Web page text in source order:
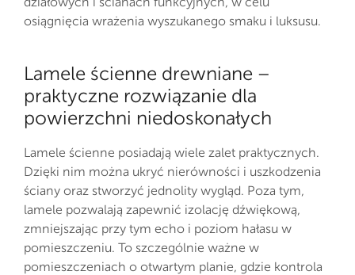
osiągnięcia wrażenia wyszukanego smaku i luksusu.
Lamele ścienne drewniane –
praktyczne rozwiązanie dla
powierzchni niedoskonałych
Lamele ścienne posiadają wiele zalet praktycznych.
Dzięki nim można ukryć nierówności i uszkodzenia
ściany oraz stworzyć jednolity wygląd. Poza tym,
lamele pozwalają zapewnić izolację dźwiękową,
zmniejszając przy tym echo i poziom hałasu w
pomieszczeniu. To szczególnie ważne w
pomieszczeniach o otwartym planie, gdzie kontrola